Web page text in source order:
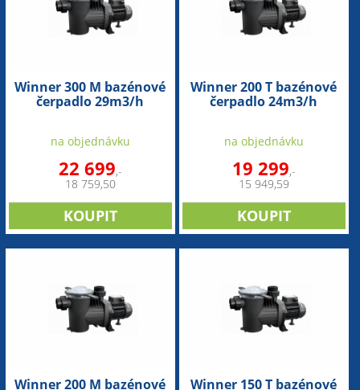
Winner 300 M bazénové
čerpadlo 29m3/h
na objednávku
22 699,-
18 759,50
Winner 200 T bazénové
čerpadlo 24m3/h
na objednávku
19 299,-
15 949,59
Winner 200 M bazénové
Winner 150 T bazénové